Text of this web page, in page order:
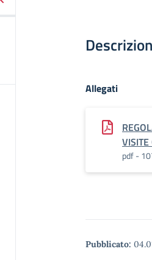
Allegati
pdf -
Pubblicato: